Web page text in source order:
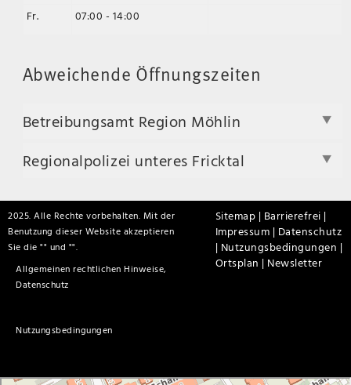
Fr.
07:00 - 14:00
Abweichende Öffnungszeiten
Betreibungsamt Region Möhlin
Regionalpolizei unteres Fricktal
2025. Alle Rechte vorbehalten. Mit der
Benutzung dieser Website akzeptieren
Sie die "
Allgemeinen rechtlichen Hinweise,
Datenschutz
" und "
Nutzungsbedingungen
".
Sitemap | Barrierefrei |
Impressum | Datenschutz
| Nutzungsbedingungen |
Ortsplan | Newsletter